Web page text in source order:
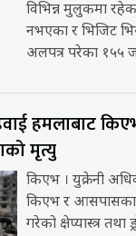
विभिन्न मुलुकमा
नभएका र भिजिट
अलपत्र परेका १५५
हमलाबाट किएभ
मृत्यु
किएभ । युक्रेनी
किएभ र आसपासका
गरेको क्षेप्यास्त्र तथा